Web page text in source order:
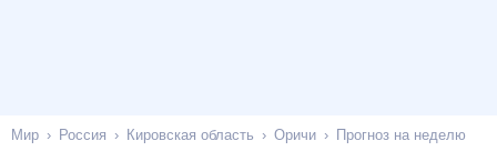
Мир Россия Кировская область Оричи Прогноз на неделю